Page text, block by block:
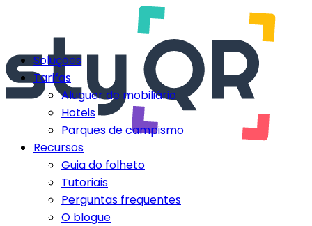
Soluções
Tarifas
Aluguer de mobiliário
Hoteis
Parques de campismo
Recursos
Guia do folheto
Tutoriais
Perguntas frequentes
O blogue